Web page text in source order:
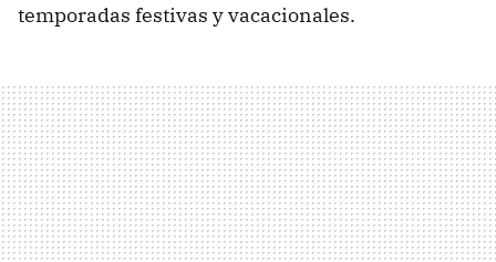
temporadas festivas y vacacionales.